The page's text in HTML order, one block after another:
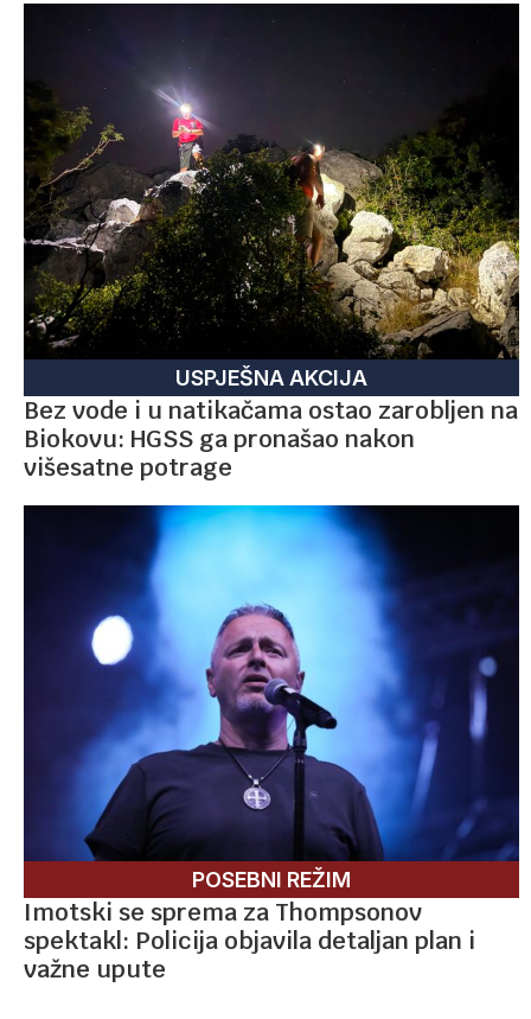
USPJEŠNA AKCIJA
Bez vode i u natikačama ostao zarobljen na
Biokovu: HGSS ga pronašao nakon
višesatne potrage
POSEBNI REŽIM
Imotski se sprema za Thompsonov
spektakl: Policija objavila detaljan plan i
važne upute